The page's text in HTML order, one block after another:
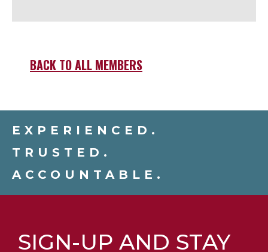
BACK TO ALL MEMBERS
EXPERIENCED.
TRUSTED.
ACCOUNTABLE.
SIGN-UP AND STAY